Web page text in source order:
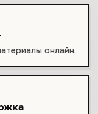
онлайн.